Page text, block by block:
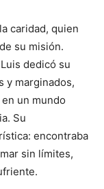
caridad, quien
su misión.
dedicó su
y marginados,
un mundo
Su
encontraba
sin límites,